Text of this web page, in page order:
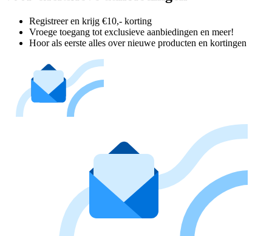
Registreer en krijg €10,- korting
Vroege toegang tot exclusieve aanbiedingen en meer!
Hoor als eerste alles over nieuwe producten en kortingen